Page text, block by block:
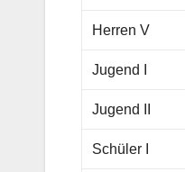
Herren V
Jugend I
Jugend II
Schüler I